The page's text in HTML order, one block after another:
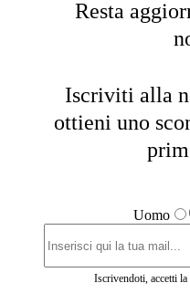
Resta
Iscriviti alla
ottieni uno
Uomo
Iscrivendoti, accetti